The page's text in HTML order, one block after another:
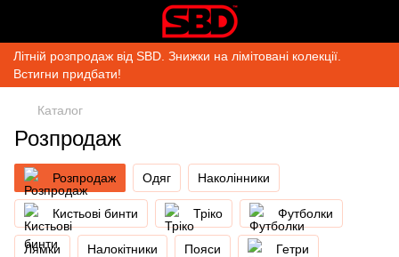
Літній розпродаж від SBD. Знижки на лімітовані колекції.
Встигни придбати!
Каталог
Розпродаж
Розпродаж Одяг Наколінники
Кистьові бинти Тріко Футболки
Лямки Налокітники Пояси Гетри